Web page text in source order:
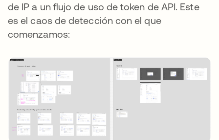
de IP a un flujo de uso de token de API. Este
es el caos de detección con el que
comenzamos: